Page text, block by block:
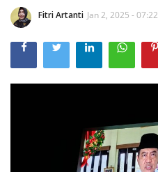
Fitri Artanti Jan 2, 2025 - 07:22